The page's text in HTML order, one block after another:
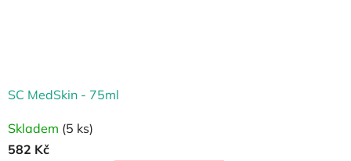
SC MedSkin - 75ml
Skladem (5 ks)
582 Kč